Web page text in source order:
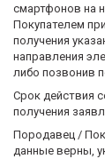
смартфонов на
Покупателем
получения
направления
либо позвонив
Срок действия
получения
Породавец /
данные верны,